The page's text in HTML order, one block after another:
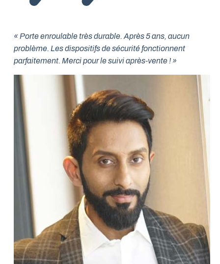
« Porte enroulable très durable. Après 5 ans, aucun
problème. Les dispositifs de sécurité fonctionnent
parfaitement. Merci pour le suivi après-vente ! »